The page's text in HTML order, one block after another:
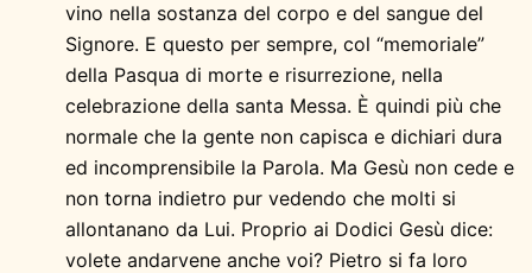
vino nella sostanza del corpo e del sangue del
Signore. E questo per sempre, col “memoriale”
della Pasqua di morte e risurrezione, nella
celebrazione della santa Messa. È quindi più che
normale che la gente non capisca e dichiari dura
ed incomprensibile la Parola. Ma Gesù non cede e
non torna indietro pur vedendo che molti si
allontanano da Lui. Proprio ai Dodici Gesù dice:
volete andarvene anche voi? Pietro si fa loro